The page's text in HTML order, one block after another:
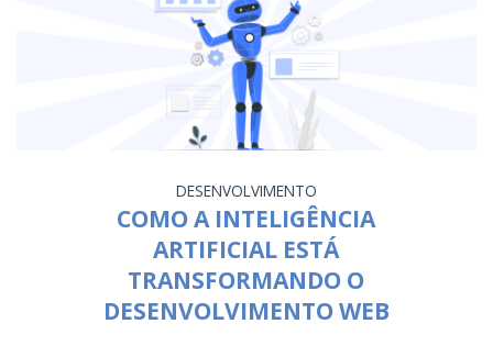
DESENVOLVIMENTO
COMO A INTELIGÊNCIA
ARTIFICIAL ESTÁ
TRANSFORMANDO O
DESENVOLVIMENTO WEB